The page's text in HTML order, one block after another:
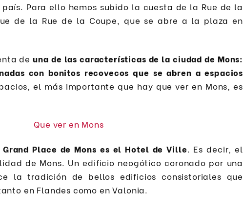
Para ello hemos subido la cuesta de la Rue de la
de la Rue de la Coupe, que se abre a la plaza en
deuna de las características de la ciudad de Mons:
con bonitos recovecos que se abren a espacios
el más importante que hay que ver en Mons, es
Place de Mons es el Hotel de Ville . Es decir, el
de Mons. Un edificio neogótico coronado por una
la tradición de bellos edificios consistoriales que
en Flandes como en Valonia.